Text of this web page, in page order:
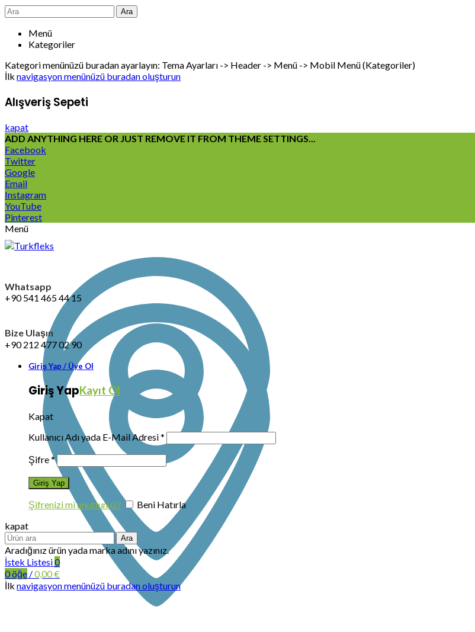
Ara
Menü
Kategoriler
Kategori menünüzü buradan ayarlayın: Tema Ayarları -> Header -> Menü -> Mobil Menü (Kategoriler)
İlk navigasyon menünüzü buradan oluşturun
Alışveriş Sepeti
kapat
ADD ANYTHING HERE OR JUST REMOVE IT FROM THEME SETTINGS...
Facebook
Twitter
Google
Email
Instagram
YouTube
Pinterest
Menü
Whatsapp
+90 541 465 44 15
Bize Ulaşın
+90 212 477 02 90
Giriş Yap / Üye Ol
Giriş YapKayıt Ol
Kapat
Kullanıcı Adı yada E-Mail Adresi*
Şifre*
Şifrenizi mi unuttunuz?
Beni Hatırla
kapat
Ara
Aradığınız ürün yada marka adını yazınız.
İstek Listesi0
0öğe /0,00€
İlk navigasyon menünüzü buradan oluşturun